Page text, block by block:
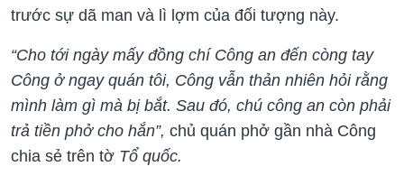
trước sự dã man và lì lợm của đối tượng này.
“Cho tới ngày mấy đồng chí Công an đến còng tay
Công ở ngay quán tôi, Công vẫn thản nhiên hỏi rằng
mình làm gì mà bị bắt. Sau đó, chú công an còn phải
trả tiền phở cho hắn”, chủ quán phở gần nhà Công
chia sẻ trên tờ Tổ quốc.